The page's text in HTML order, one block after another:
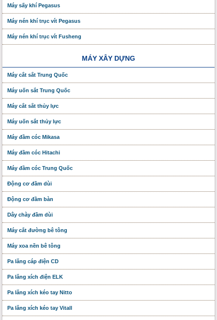
Máy sấy khí Pegasus
Máy nén khí trục vít Pegasus
Máy nén khí trục vít Fusheng
MÁY XÂY DỰNG
Máy cắt sắt Trung Quốc
Máy uốn sắt Trung Quốc
Máy cắt sắt thủy lực
Máy uốn sắt thủy lực
Máy đầm cóc Mikasa
Máy đầm cóc Hitachi
Máy đầm cóc Trung Quốc
Động cơ đầm dùi
Động cơ đầm bàn
Dây chày đầm dùi
Máy cắt đường bê tông
Máy xoa nền bê tông
Pa lăng cáp điện CD
Pa lăng xích điện ELK
Pa lăng xích kéo tay Nitto
Pa lăng xích kéo tay Vitall